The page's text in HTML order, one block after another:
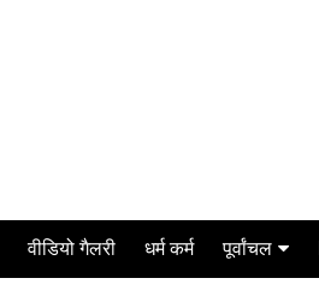
वीडियो गैलरी धर्म कर्म पूर्वांचल